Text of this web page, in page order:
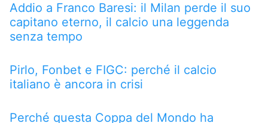
Addio a Franco Baresi: il Milan perde il suo
capitano eterno, il calcio una leggenda
senza tempo
Pirlo, Fonbet e FIGC: perché il calcio
italiano è ancora in crisi
Perché questa Coppa del Mondo ha